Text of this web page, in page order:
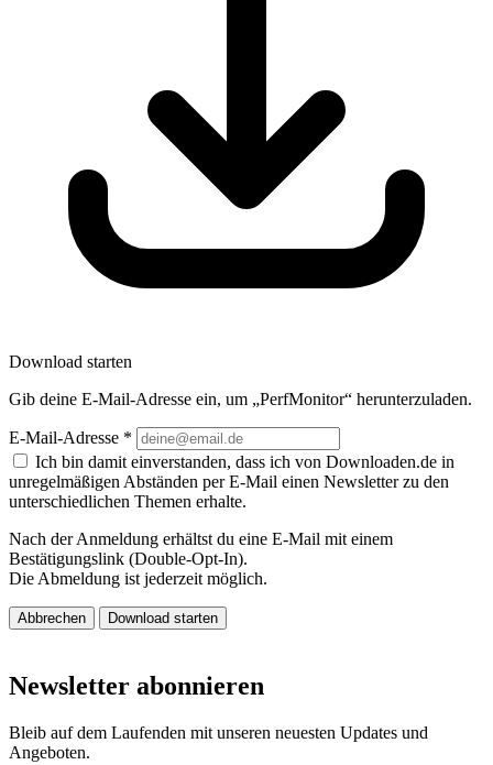
Download starten
Gib deine E-Mail-Adresse ein, um „PerfMonitor“ herunterzuladen.
E-Mail-Adresse *
Ich bin damit einverstanden, dass ich von Downloaden.de in
unregelmäßigen Abständen per E-Mail einen Newsletter zu den
unterschiedlichen Themen erhalte.
Nach der Anmeldung erhältst du eine E-Mail mit einem
Bestätigungslink (Double-Opt-In).
Die Abmeldung ist jederzeit möglich.
Abbrechen Download starten
Newsletter abonnieren
Bleib auf dem Laufenden mit unseren neuesten Updates und
Angeboten.